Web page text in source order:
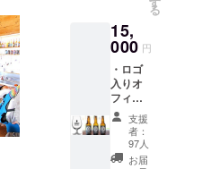
バーで
使用可
能） ・
オリジ
ナルス
テッ
カー4枚
セット
・お礼
のメッ
る
15,
000 円
・ロゴ
入りオ
フィ
シャル
グラス2
個 ・
ビール6
支援
者：
97人
お届